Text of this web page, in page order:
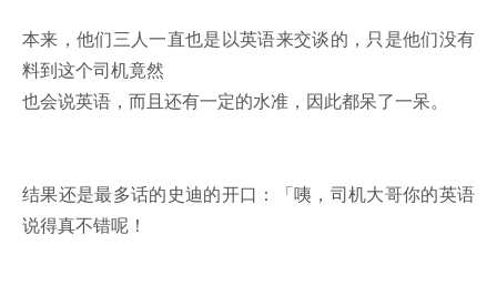
本来，他们三人一直也是以英语来交谈的，只是他们没有
料到这个司机竟然
也会说英语，而且还有一定的水准，因此都呆了一呆。
结果还是最多话的史迪的开口：「咦，司机大哥你的英语
说得真不错呢！